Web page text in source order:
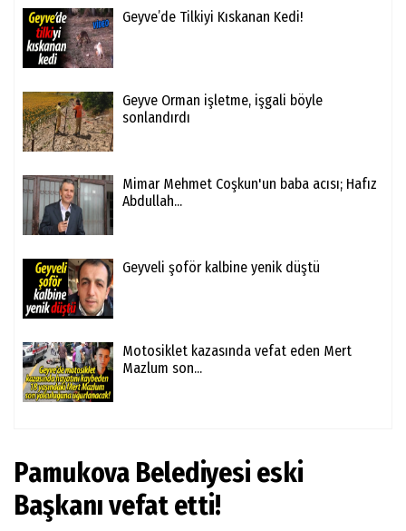
Geyve’de Tilkiyi Kıskanan Kedi!
Geyve Orman işletme, işgali böyle
sonlandırdı
Mimar Mehmet Coşkun'un baba acısı; Hafız
Abdullah...
Geyveli şoför kalbine yenik düştü
Motosiklet kazasında vefat eden Mert
Mazlum son...
Pamukova Belediyesi eski
Başkanı vefat etti!